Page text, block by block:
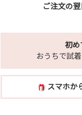
ご注文の
初め
おうちで試
スマホか